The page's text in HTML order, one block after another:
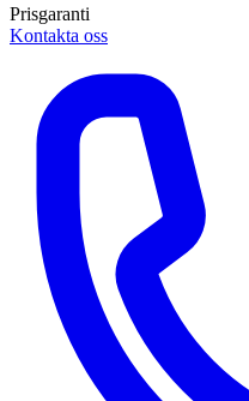
Prisgaranti
Kontakta oss